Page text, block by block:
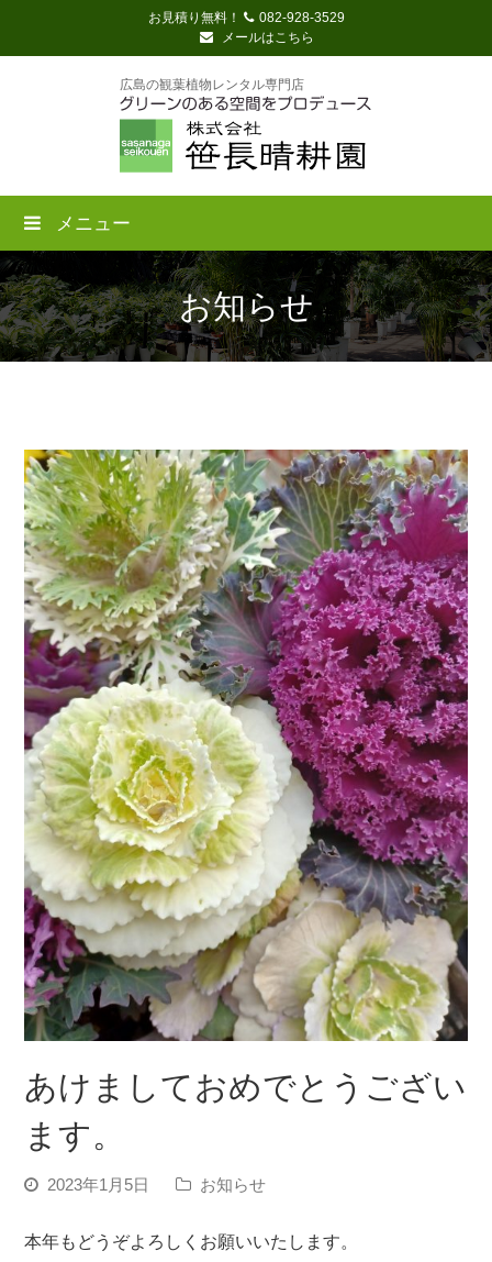
お見積り無料！
082-928-3529
メールはこちら
広島の観葉植物レンタル専門店
メニュー
お知らせ
あけましておめでとうござい
ます。
2023年1月5日 お知らせ
本年もどうぞよろしくお願いいたします。